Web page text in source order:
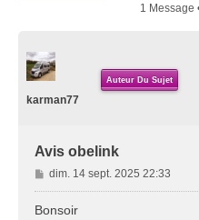
1 Message
Auteur Du Sujet
karman77
Avis obelink
M
e
dim. 14 sept. 2025 22:33
Bonsoir